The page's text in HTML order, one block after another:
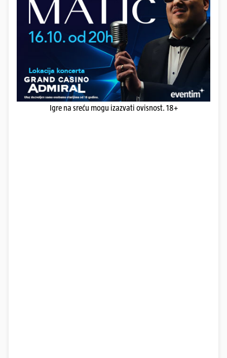
Igre na sreću mogu izazvati ovisnost. 18+